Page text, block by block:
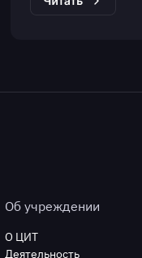
Об учреждении
О ЦИТ
Деятельность